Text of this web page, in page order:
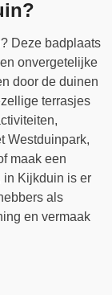
Deze badplaats
onvergetelijke
door de duinen
terrasjes
Westduinpark,
maak een
in Kijkduin is er
als
en vermaak